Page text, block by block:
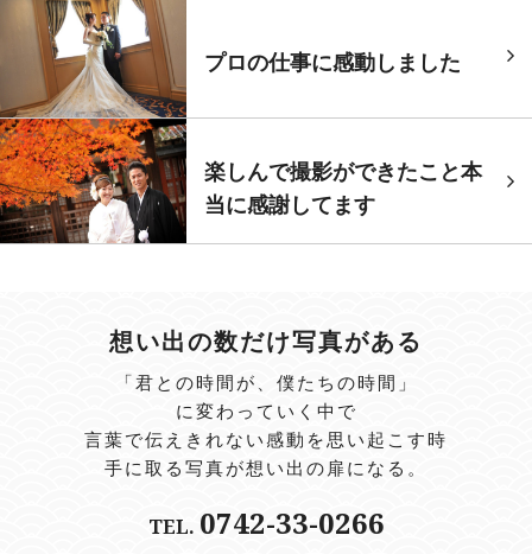
プロの仕事に感動しました
楽しんで撮影ができたこと本
当に感謝してます
想い出の数だけ写真がある
「君との時間が、僕たちの時間」
に変わっていく中で
言葉で伝えきれない感動を思い起こす時
手に取る写真が想い出の扉になる。
TEL. 0742-33-0266